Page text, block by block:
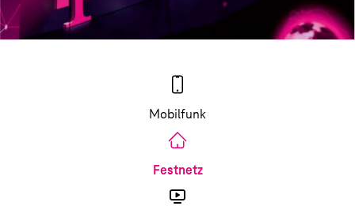
Mobilfunk
Festnetz